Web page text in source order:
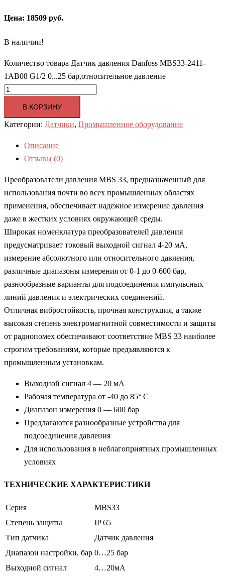
Цена: 18509 руб.
В наличии!
Количество товара Датчик давления Danfoss MBS33-2411-
1AB08 G1/2 0...25 бар,относительное давление
В КОРЗИНУ
Категории: Датчики, Промышленное оборудование
Описание
Отзывы (0)
Преобразователи давления MBS 33, предназначенный для
использования почти во всех промышленных областях
применения, обеспечивает надежное измерение давления
даже в жестких условиях окружающей среды.
Широкая номенклатура преобразователей давления
предусматривает токовый выходной сигнал 4-20 мА,
измерение абсолютного или относительного давления,
различные диапазоны измерения от 0-1 до 0-600 бар,
разнообразные варианты для подсоединения импульсных
линий давления и электрических соединений.
Отличная вибростойкость, прочная конструкция, а также
высокая степень электромагнитной совместимости и защиты
от радиопомех обеспечивают соответствие MBS 33 наиболее
строгим требованиям, которые предъявляются к
промышленным установкам.
Выходной сигнал 4 — 20 мА
Рабочая температура от -40 до 85° C
Диапазон измерения 0 — 600 бар
Предлагаются разнообразные устройства для
подсоединения давления
Для использования в неблагоприятных промышленных
условиях
ТЕХНИЧЕСКИЕ ХАРАКТЕРИСТИКИ
Серия
MBS33
Степень защиты
IP 65
Тип датчика
Датчик давления
Диапазон настройки, бар 0…25 бар
Выходной сигнал
4…20мА